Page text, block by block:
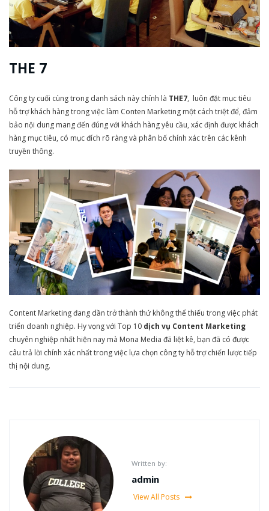
THE 7
Công ty cuối cùng trong danh sách này chính là THE7, luôn đặt mục tiêu
hỗ trợ khách hàng trong việc làm Conten Marketing một cách triệt để, đảm
bảo nội dung mang đến đúng với khách hàng yêu cầu, xác định được khách
hàng mục tiêu, có mục đích rõ ràng và phân bố chính xác trên các kênh
truyền thông.
Content Marketing đang dần trở thành thứ không thể thiếu trong việc phát
triển doanh nghiệp. Hy vọng với Top 10 dịch vụ Content Marketing
chuyên nghiệp nhất hiện nay mà Mona Media đã liệt kê, bạn đã có được
câu trả lời chính xác nhất trong việc lựa chọn công ty hỗ trợ chiến lược tiếp
thị nội dung.
Written by:
admin
View All Posts